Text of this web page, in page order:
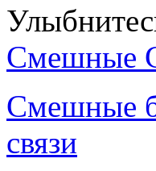
Смешные
Смешные
связи